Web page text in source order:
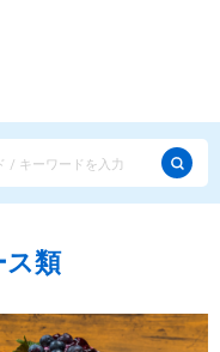
派シロップ
ス類